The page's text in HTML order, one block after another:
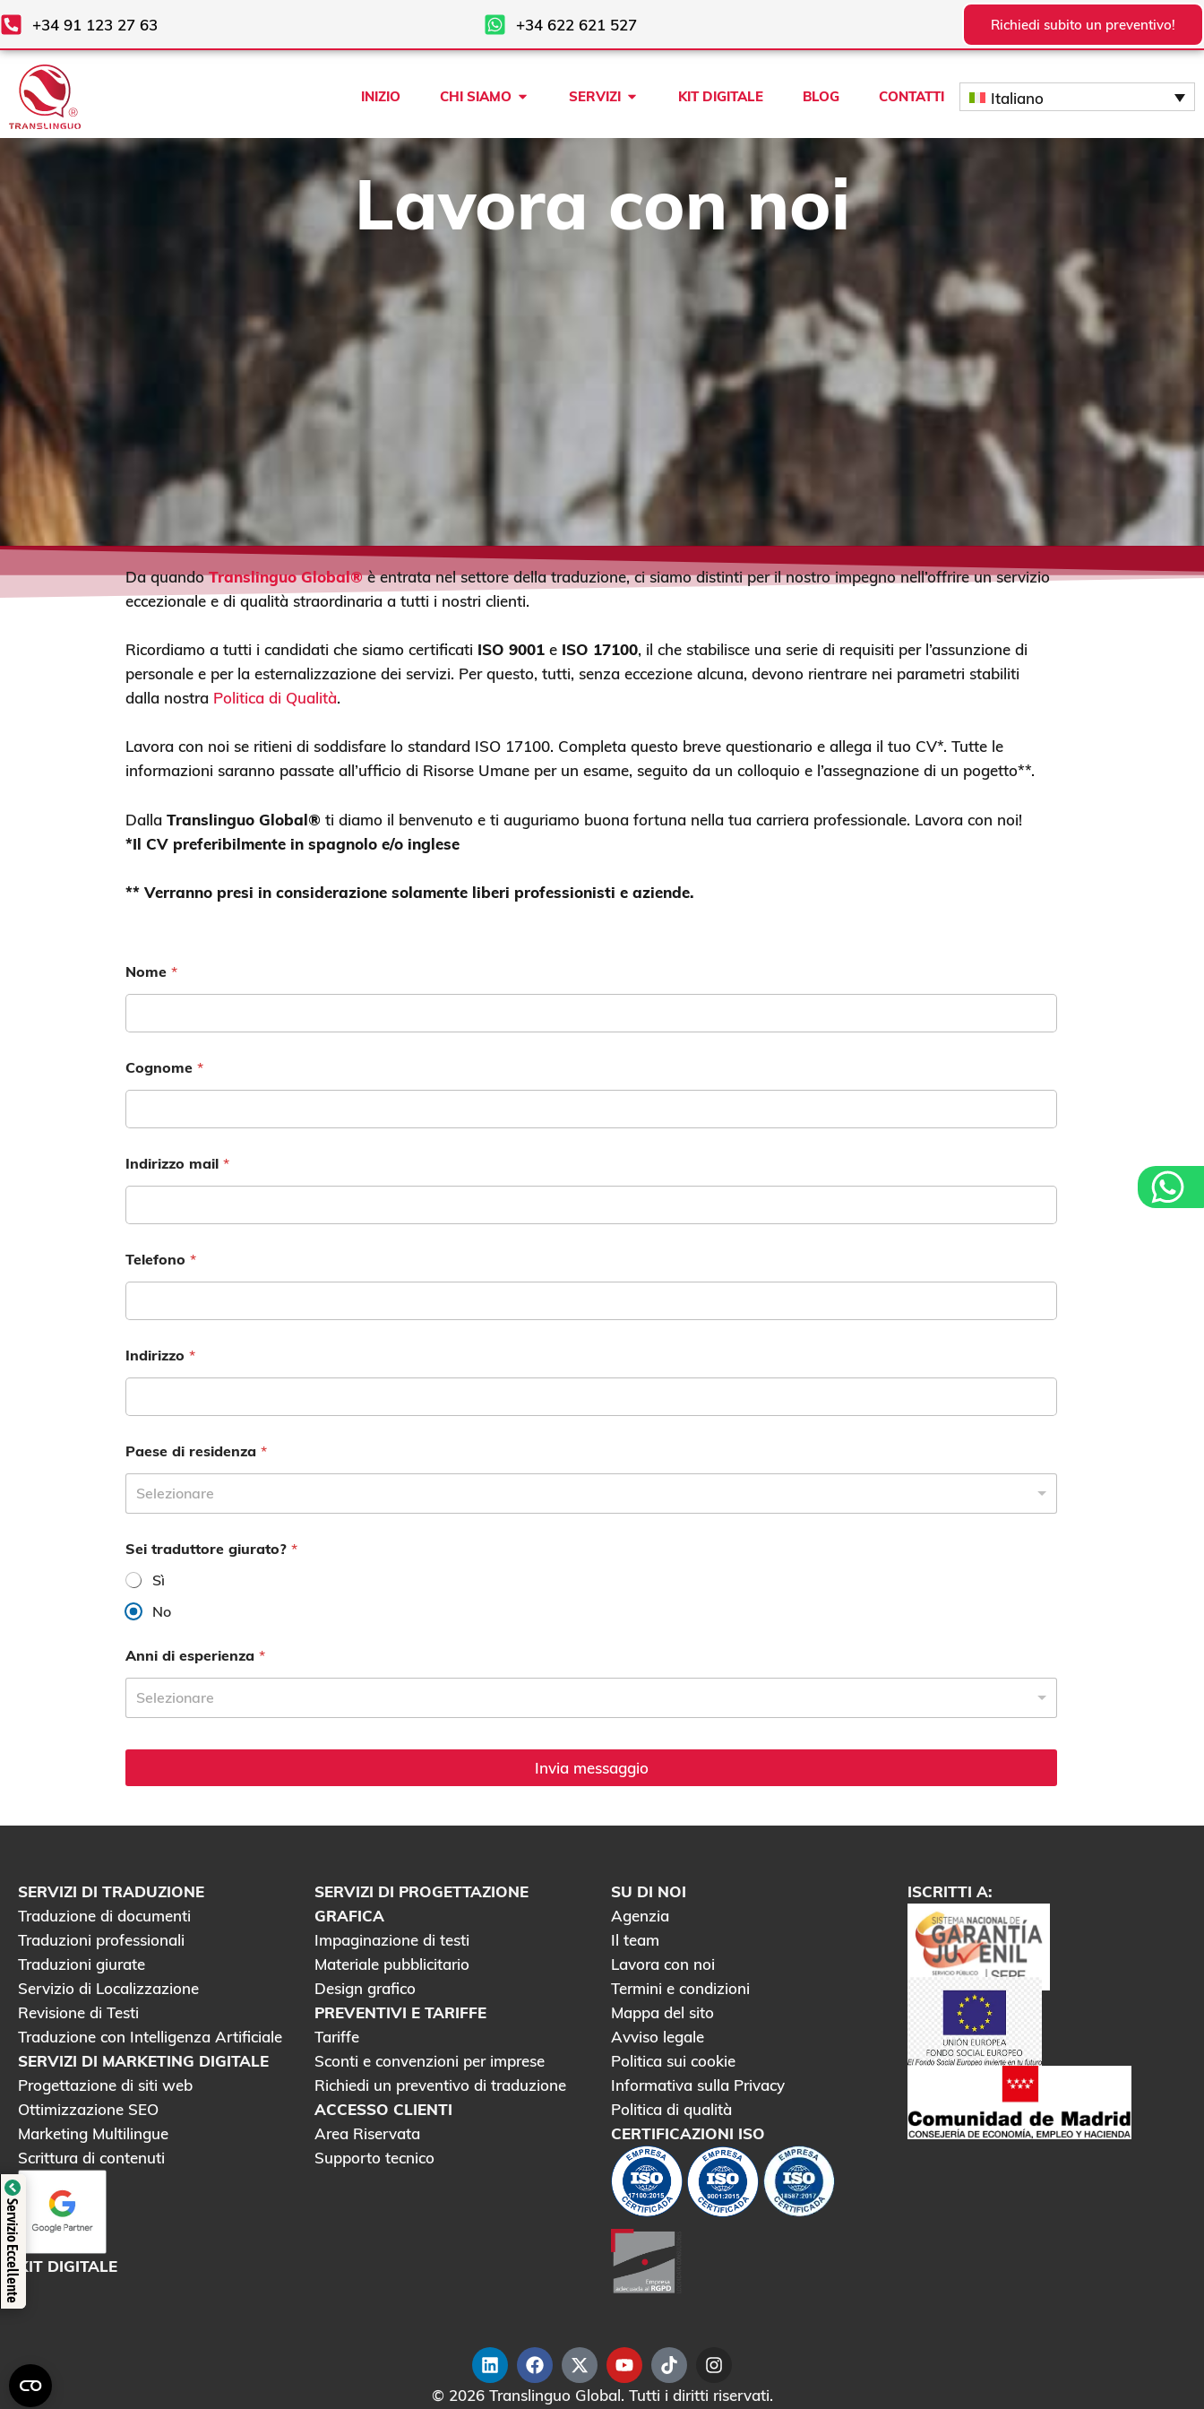
Vai
al
contenuto
+34 91 123 27 63 +34 622 621 527 Richiedi subito un preventivo!
INIZIO CHI SIAMO Open CHI SIAMO
SERVIZI Open SERVIZI
KIT DIGITALE BLOG CONTATTI Italiano
Lavora con noi
Da quandoTranslinguo Global®è entrata nel settore della traduzione, ci siamo distinti per il nostro impegno nell’offrire un servizio
eccezionale e di qualità straordinaria a tutti i nostri clienti.
Ricordiamo a tutti i candidati che siamo certificati ISO 9001 e ISO 17100, il che stabilisce una serie di requisiti per l’assunzione di
personale e per la esternalizzazione dei servizi. Per questo, tutti, senza eccezione alcuna, devono rientrare nei parametri stabiliti
dalla nostra Politica di Qualità.
Lavora con noi se ritieni di soddisfare lo standard ISO 17100. Completa questo breve questionario e allega il tuo CV*. Tutte le
informazioni saranno passate all’ufficio di Risorse Umane per un esame, seguito da un colloquio e l’assegnazione di un pogetto**.
DallaTranslinguo Global® ti diamo il benvenuto e ti auguriamo buona fortuna nella tua carriera professionale. Lavora con noi!
*Il CV preferibilmente in spagnolo e/o inglese
** Verranno presi in considerazione solamente liberi professionisti e aziende.
Nome*
Cognome*
Indirizzo mail*
Telefono*
Indirizzo*
Paese di residenza*
Selezionare
Sei traduttore giurato?*
Sì
No
Anni di esperienza*
Selezionare
Invia messaggio
SERVIZI DI TRADUZIONE
Traduzione di documenti
Traduzioni professionali
Traduzioni giurate
Servizio di Localizzazione
Revisione di Testi
Traduzione con Intelligenza Artificiale
SERVIZI DI MARKETING DIGITALE
Progettazione di siti web
Ottimizzazione SEO
Marketing Multilingue
Scrittura di contenuti
KIT DIGITALE
SERVIZI DI PROGETTAZIONE
GRAFICA
Impaginazione di testi
Materiale pubblicitario
Design grafico
PREVENTIVI E TARIFFE
Tariffe
Sconti e convenzioni per imprese
Richiedi un preventivo di traduzione
ACCESSO CLIENTI
Area Riservata
Supporto tecnico
SU DI NOI
Agenzia
Il team
Lavora con noi
Termini e condizioni
Mappa del sito
Avviso legale
Politica sui cookie
Informativa sulla Privacy
Politica di qualità
CERTIFICAZIONI ISO
ISCRITTI A:
L
i
n
F
a
c
T
r
a
Y
o
u
T
i
k
I
n
s
© 2026 Translinguo Global. Tutti i diritti riservati.
Servizio Eccellente
Verificato da Trustindex